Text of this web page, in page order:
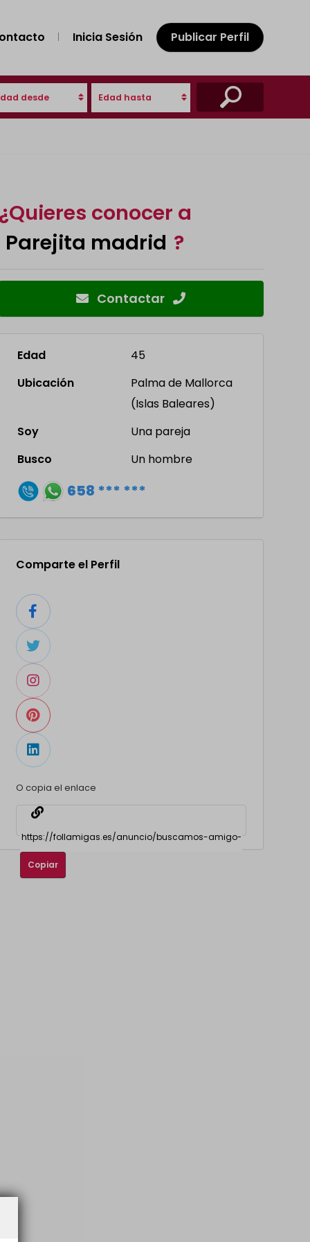
Inicia Sesión Publicar Perfil
desde Edad hasta
conocer a
Parejita madrid ?
Contactar
Edad
45
Ubicación
Palma de Mallorca
(Islas Baleares)
Soy
Una pareja
Busco
Un hombre
658 *** ***
Comparte el Perfil
O copia el enlace
Copiar